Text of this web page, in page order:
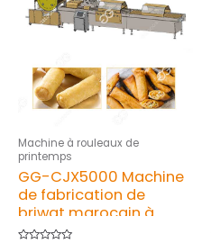
Machine à rouleaux de
printemps
GG-CJX5000 Machine
de fabrication de
briwat marocain à
vendre